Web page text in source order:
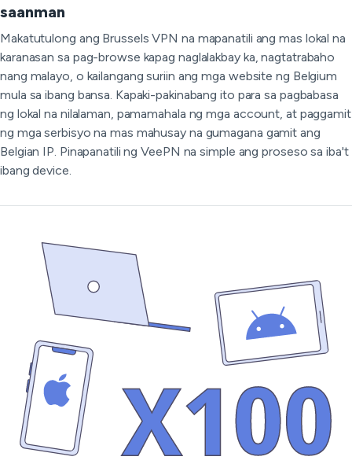
saanman
Makatutulong ang Brussels VPN na mapanatili ang mas lokal na
karanasan sa pag-browse kapag naglalakbay ka, nagtatrabaho
nang malayo, o kailangang suriin ang mga website ng Belgium
mula sa ibang bansa. Kapaki-pakinabang ito para sa pagbabasa
ng lokal na nilalaman, pamamahala ng mga account, at paggamit
ng mga serbisyo na mas mahusay na gumagana gamit ang
Belgian IP. Pinapanatili ng VeePN na simple ang proseso sa iba't
ibang device.